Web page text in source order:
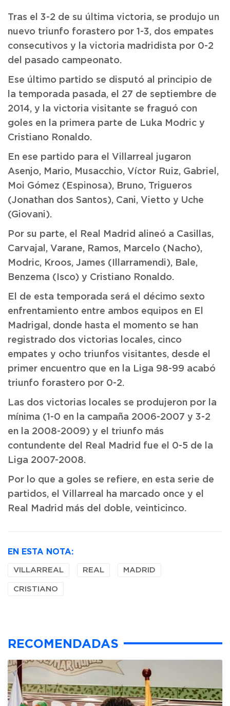
Tras el 3-2 de su última victoria, se produjo un
nuevo triunfo forastero por 1-3, dos empates
consecutivos y la victoria madridista por 0-2
del pasado campeonato.
Ese último partido se disputó al principio de
la temporada pasada, el 27 de septiembre de
2014, y la victoria visitante se fraguó con
goles en la primera parte de Luka Modric y
Cristiano Ronaldo.
En ese partido para el Villarreal jugaron
Asenjo, Mario, Musacchio, Víctor Ruiz, Gabriel,
Moi Gómez (Espinosa), Bruno, Trigueros
(Jonathan dos Santos), Cani, Vietto y Uche
(Giovani).
Por su parte, el Real Madrid alineó a Casillas,
Carvajal, Varane, Ramos, Marcelo (Nacho),
Modric, Kroos, James (Illarramendi), Bale,
Benzema (Isco) y Cristiano Ronaldo.
El de esta temporada será el décimo sexto
enfrentamiento entre ambos equipos en El
Madrigal, donde hasta el momento se han
registrado dos victorias locales, cinco
empates y ocho triunfos visitantes, desde el
primer encuentro que en la Liga 98-99 acabó
triunfo forastero por 0-2.
Las dos victorias locales se produjeron por la
mínima (1-0 en la campaña 2006-2007 y 3-2
en la 2008-2009) y el triunfo más
contundente del Real Madrid fue el 0-5 de la
Liga 2007-2008.
Por lo que a goles se refiere, en esta serie de
partidos, el Villarreal ha marcado once y el
Real Madrid más del doble, veinticinco.
EN ESTA NOTA:
VILLARREAL REAL MADRID
CRISTIANO
RECOMENDADAS